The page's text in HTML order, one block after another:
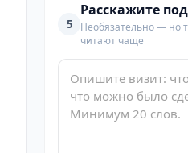
5
Расскажите
Необязательно — но
читают чаще